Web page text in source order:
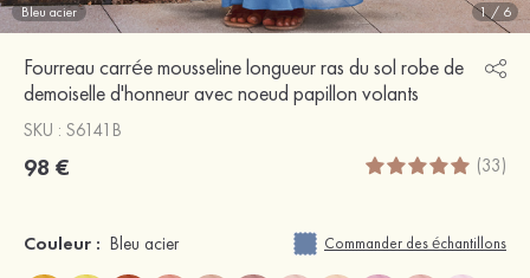
Bleu acier 1/ 6
Fourreau carrée mousseline longueur ras du sol robe de
demoiselle d'honneur avec noeud papillon volants
SKU : S6141B
98 € (33)
Couleur : Bleu acier Commander des échantillons